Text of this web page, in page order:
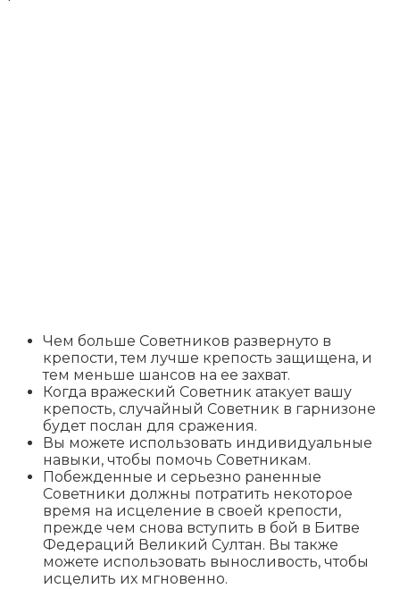
Чем больше Советников развернуто в
крепости, тем лучше крепость защищена, и
тем меньше шансов на ее захват.
Когда вражеский Советник атакует вашу
крепость, случайный Советник в гарнизоне
будет послан для сражения.
Вы можете использовать индивидуальные
навыки, чтобы помочь Советникам.
Побежденные и серьезно раненные
Советники должны потратить некоторое
время на исцеление в своей крепости,
прежде чем снова вступить в бой в Битве
Федераций Великий Султан. Вы также
можете использовать выносливость, чтобы
исцелить их мгновенно.